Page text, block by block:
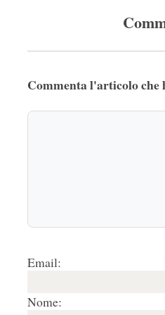
Commenta l'articolo che
Email:
Nome: